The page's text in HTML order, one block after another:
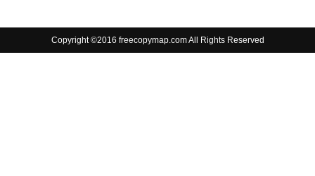
Copyright ©2016 freecopymap.com All Rights Reserved